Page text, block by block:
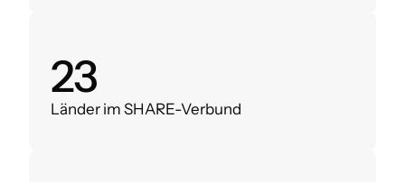
28
Länder im SHARE-Verbund